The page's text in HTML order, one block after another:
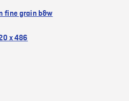
fine grain b&w
x 486